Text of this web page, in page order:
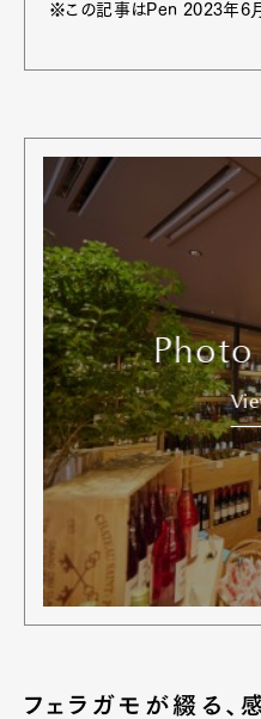
※この記事はPen 2023年6月
Photo
フェラガモが綴る、